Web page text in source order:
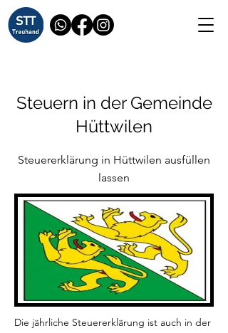
Steuern in der Gemeinde
Hüttwilen
Steuererklärung in Hüttwilen ausfüllen
lassen
Die jährliche Steuererklärung ist auch in der